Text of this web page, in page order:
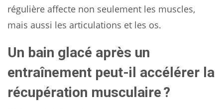
régulière affecte non seulement les muscles,
mais aussi les articulations et les os.
Un bain glacé après un
entraînement peut-il accélérer la
récupération musculaire ?